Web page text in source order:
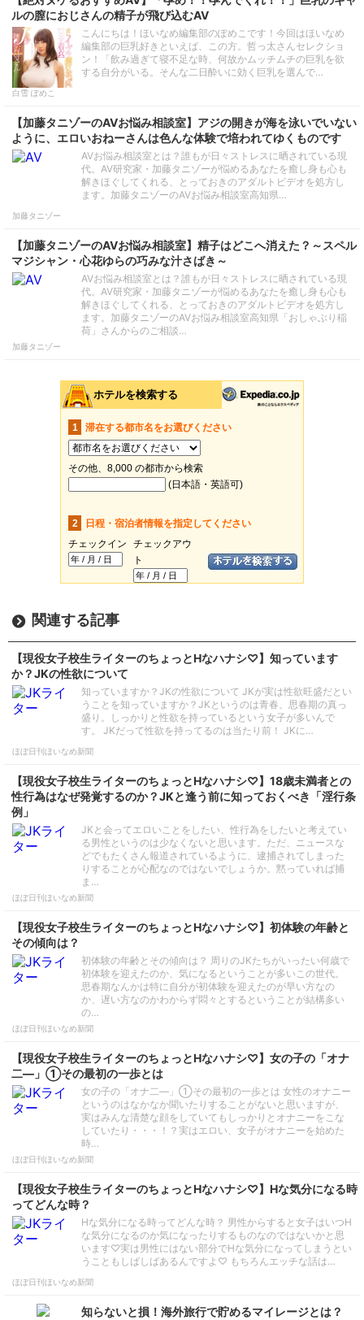
ルの膣におじさんの精子が飛び込むAV
こんにちは！ほいなめ編集部のぽめこです！今回はほいなめ
編集部の巨乳好きといえば、この方。哲っ太さんセレクショ
ン！「飲み過ぎて寝不足な時、何故かムッチムチの巨乳を欲
する自分がいる。そんな二日酔いに効く巨乳を選んで…
白雪 ぽめこ
【加藤タニゾーのAVお悩み相談室】アジの開きが海を泳いでいない
ように、エロいおねーさんは色んな体験で培われてゆくものです
AVお悩み相談室とは？誰もが日々ストレスに晒されている現
代。AV研究家・加藤タニゾーが悩めるあなたを癒し身も心も
解きほぐしてくれる、とっておきのアダルトビデオを処方し
ます。加藤タニゾーのAVお悩み相談室高知県…
加藤タニゾー
【加藤タニゾーのAVお悩み相談室】精子はどこへ消えた？～スペル
マジシャン・心花ゆらの巧みな汁さばき～
AVお悩み相談室とは？誰もが日々ストレスに晒されている現
代。AV研究家・加藤タニゾーが悩めるあなたを癒し身も心も
解きほぐしてくれる、とっておきのアダルトビデオを処方し
ます。加藤タニゾーのAVお悩み相談室高知県「おしゃぶり稲
荷」さんからのご相談…
加藤タニゾー
関連する記事
【現役女子校生ライターのちょっとHなハナシ♡】知っています
か？JKの性欲について
知っていますか？JKの性欲について JKが実は性欲旺盛だとい
うことを知っていますか？JKというのは青春、思春期の真っ
盛り。しっかりと性欲を持っているという女子が多いんで
す。 JKだって性欲を持ってるのは当たり前！ JKに…
ほぼ日刊ほいなめ新聞
【現役女子校生ライターのちょっとHなハナシ♡】18歳未満者との
性行為はなぜ発覚するのか？JKと逢う前に知っておくべき「淫行条
例」
JKと会ってエロいことをしたい、性行為をしたいと考えてい
る男性というのは少なくないと思います。ただ、ニュースな
どでもたくさん報道されているように、逮捕されてしまった
りすることが心配なのではないでしょうか。黙っていれば捕
ま…
ほぼ日刊ほいなめ新聞
【現役女子校生ライターのちょっとHなハナシ♡】初体験の年齢と
その傾向は？
初体験の年齢とその傾向は？ 周りのJKたちがいったい何歳で
初体験を迎えたのか、気になるということが多いこの世代。
思春期なんかは特に自分が初体験を迎えたのが早い方なの
か、遅い方なのかわからず悶々とするということが結構多い
の…
ほぼ日刊ほいなめ新聞
【現役女子校生ライターのちょっとHなハナシ♡】女の子の「オナ
二―」①その最初の一歩とは
女の子の「オナ二―」①その最初の一歩とは 女性のオナニー
というのはなかなか聞いたりすることがないと思いますが、
実はみんな清楚な顔をしていてもしっかりとオナニーをこな
していたり・・・！？実はエロい、女子がオナニーを始めた
時…
ほぼ日刊ほいなめ新聞
【現役女子校生ライターのちょっとHなハナシ♡】Hな気分になる時
ってどんな時？
Hな気分になる時ってどんな時？ 男性からすると女子はいつH
な気分になるのか気になったりするものなのではないかと思
います♡実は男性にはない部分でHな気分になってしまうとい
うこともしばしばあるんですよ♡ もちろんエッチな話は…
ほぼ日刊ほいなめ新聞
知らないと損！海外旅行で貯めるマイレージとは？